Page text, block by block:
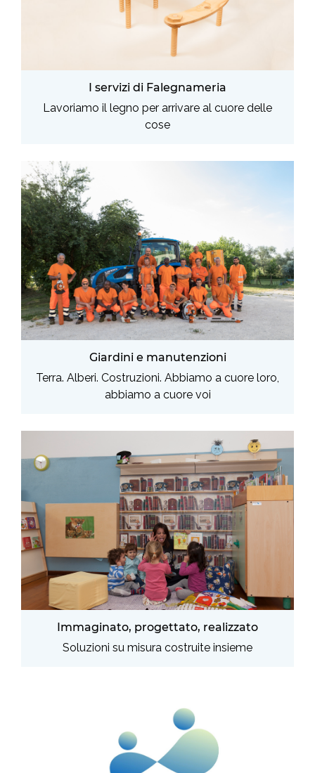
I servizi di Falegnameria
Lavoriamo il legno per arrivare al cuore delle
cose
Giardini e manutenzioni
Terra. Alberi. Costruzioni. Abbiamo a cuore loro,
abbiamo a cuore voi
Immaginato, progettato, realizzato
Soluzioni su misura costruite insieme